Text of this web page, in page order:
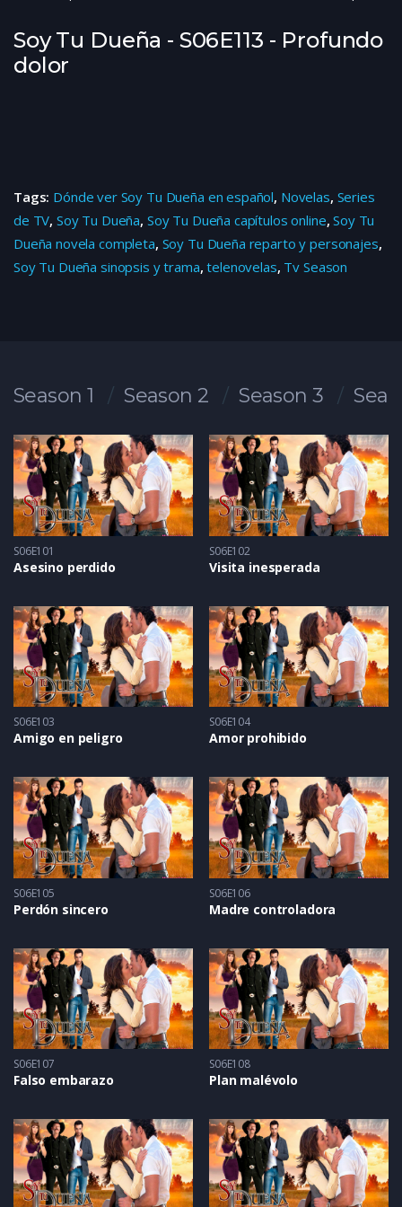
Soy Tu Dueña - S06E113 - Profundo
dolor
Tags: Dónde ver Soy Tu Dueña en español, Novelas, Series
de TV, Soy Tu Dueña, Soy Tu Dueña capítulos online,Soy Tu
Dueña novela completa, Soy Tu Dueña reparto y personajes,
Soy Tu Dueña sinopsis y trama,telenovelas, Tv Season
Season 1 Season 2 Season 3
S06E101
Asesino perdido
S06E102
Visita inesperada
S06E103
Amigo en peligro
S06E104
Amor prohibido
S06E105
Perdón sincero
S06E106
Madre controladora
S06E107
Falso embarazo
S06E108
Plan malévolo